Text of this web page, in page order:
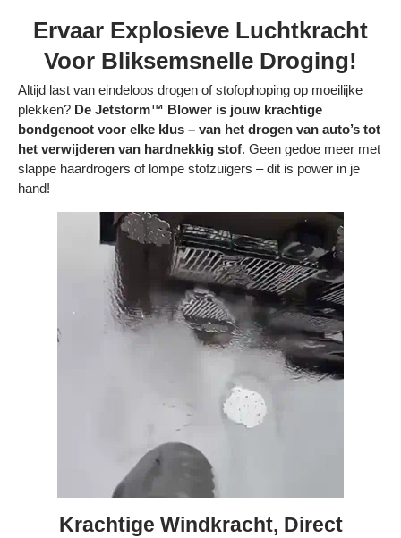
Contact
Over ons
Privacy policy
Alle categorieën
Bestelling volgen
Vacatures bij Middo
Veelgestelde vragen
Servicevoorwaarden
Betaalmogelijkheden
Algemene voorwaarden
Ervaar Explosieve Luchtkracht
Voor Bliksemsnelle Droging!
Altijd last van eindeloos drogen of stofophoping op moeilijke
plekken? De Jetstorm™ Blower is jouw krachtige
bondgenoot voor elke klus – van het drogen van auto’s tot
het verwijderen van hardnekkig stof. Geen gedoe meer met
slappe haardrogers of lompe stofzuigers – dit is power in je
hand!
Krachtige Windkracht, Direct